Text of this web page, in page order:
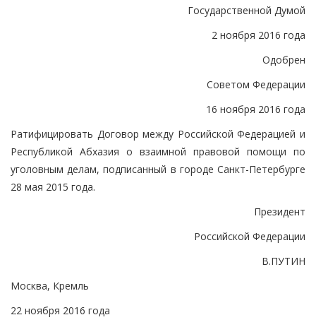
Государственной Думой
2 ноября 2016 года
Одобрен
Советом Федерации
16 ноября 2016 года
Ратифицировать Договор между Российской Федерацией и
Республикой Абхазия о взаимной правовой помощи по
уголовным делам, подписанный в городе Санкт-Петербурге
28 мая 2015 года.
Президент
Российской Федерации
В.ПУТИН
Москва, Кремль
22 ноября 2016 года